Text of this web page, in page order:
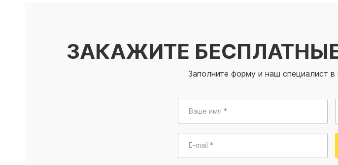
ЗАКАЖИТЕ
Заполните форму и наш специалист
Ваше имя *
E-mail *